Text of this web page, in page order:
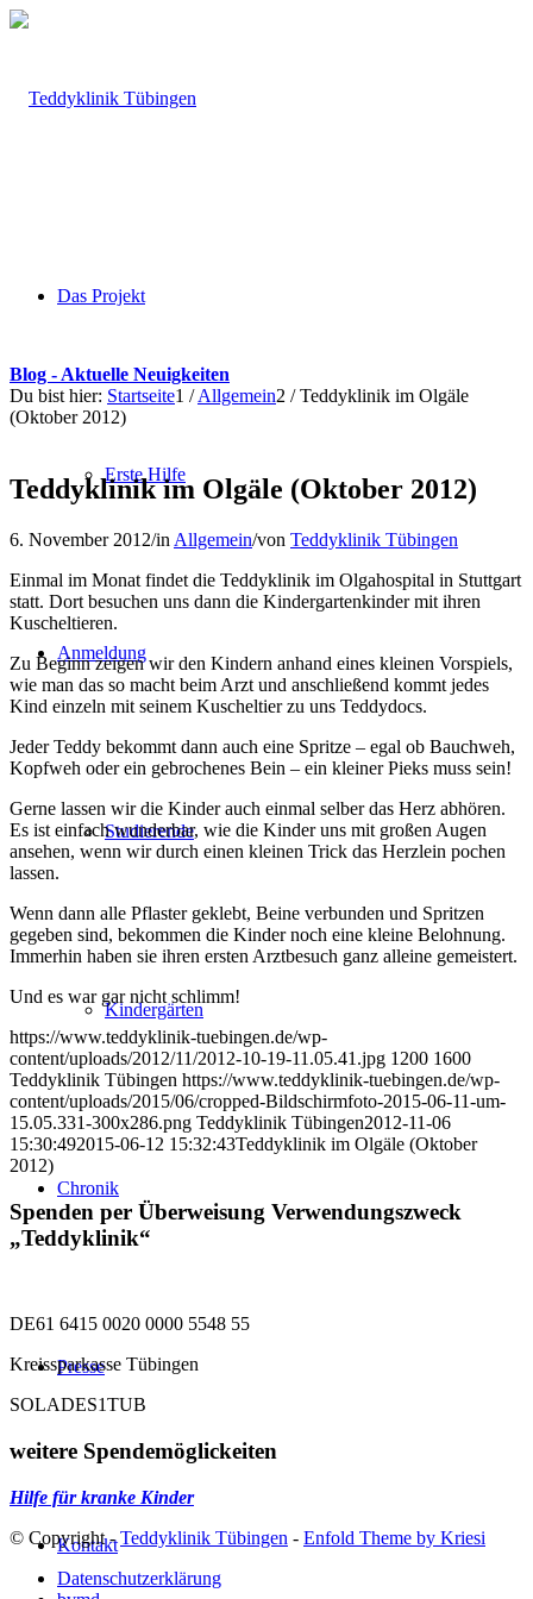
Das Projekt
Erste Hilfe
Anmeldung
Studierende
Kindergärten
Chronik
Presse
Kontakt
Blog - Aktuelle Neuigkeiten
Du bist hier: Startseite1 / Allgemein2 / Teddyklinik im Olgäle
(Oktober 2012)
Teddyklinik im Olgäle (Oktober 2012)
6. November 2012/in Allgemein/von Teddyklinik Tübingen
Einmal im Monat findet die Teddyklinik im Olgahospital in Stuttgart
statt. Dort besuchen uns dann die Kindergartenkinder mit ihren
Kuscheltieren.
Zu Beginn zeigen wir den Kindern anhand eines kleinen Vorspiels,
wie man das so macht beim Arzt und anschließend kommt jedes
Kind einzeln mit seinem Kuscheltier zu uns Teddydocs.
Jeder Teddy bekommt dann auch eine Spritze – egal ob Bauchweh,
Kopfweh oder ein gebrochenes Bein – ein kleiner Pieks muss sein!
Gerne lassen wir die Kinder auch einmal selber das Herz abhören.
Es ist einfach wunderbar, wie die Kinder uns mit großen Augen
ansehen, wenn wir durch einen kleinen Trick das Herzlein pochen
lassen.
Wenn dann alle Pflaster geklebt, Beine verbunden und Spritzen
gegeben sind, bekommen die Kinder noch eine kleine Belohnung.
Immerhin haben sie ihren ersten Arztbesuch ganz alleine gemeistert.
Und es war gar nicht schlimm!
https://www.teddyklinik-tuebingen.de/wp-
content/uploads/2012/11/2012-10-19-11.05.41.jpg 1200 1600
Teddyklinik Tübingen https://www.teddyklinik-tuebingen.de/wp-
content/uploads/2015/06/cropped-Bildschirmfoto-2015-06-11-um-
15.05.331-300x286.png Teddyklinik Tübingen2012-11-06
15:30:492015-06-12 15:32:43Teddyklinik im Olgäle (Oktober
2012)
Spenden per Überweisung Verwendungszweck
„Teddyklinik“
DE61 6415 0020 0000 5548 55
Kreissparkasse Tübingen
SOLADES1TUB
weitere Spendemöglickeiten
Hilfe für kranke Kinder
© Copyright -Teddyklinik Tübingen - Enfold Theme by Kriesi
Datenschutzerklärung